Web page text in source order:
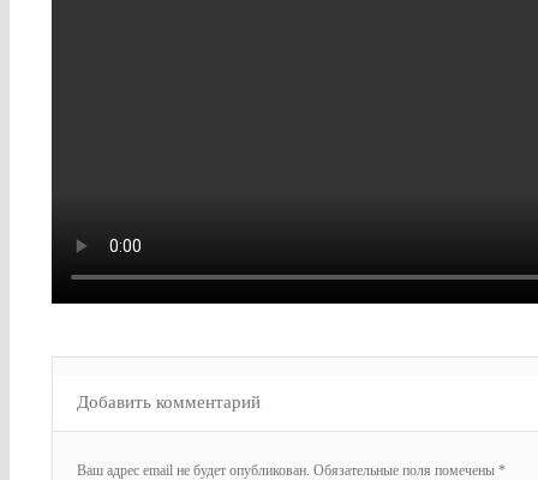
Добавить комментарий
Ваш адрес email не будет опубликован. Обязательные поля помечены *